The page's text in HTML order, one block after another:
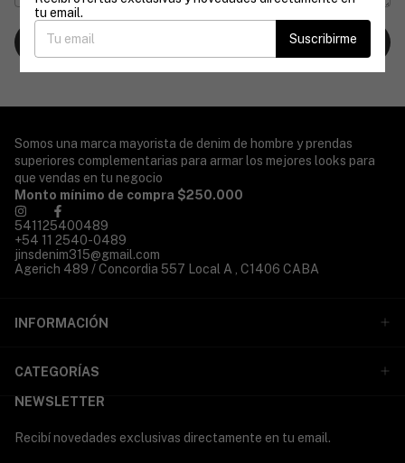
Somos una marca mayorista de denim de hombre y prendas
superiores complementarias para armar los mejores looks para
que vendas en tu negocio
Monto mínimo de compra $250.000
541125400489
+54 11 2540-0489
jinsdenim315@gmail.com
Agerich 489 / Concordia 557 Local A , C1406 CABA
INFORMACIÓN
CATEGORÍAS
NEWSLETTER
Recibí novedades exclusivas directamente en tu email.
tu email.
Suscribirme